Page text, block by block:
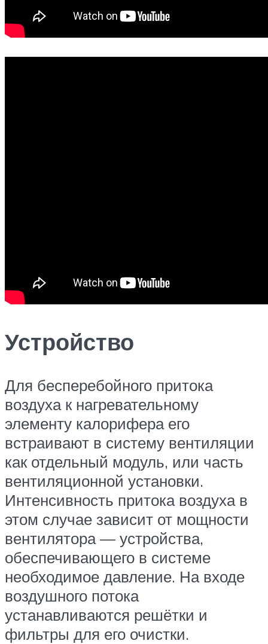
Устройство
Для бесперебойного притока
воздуха к нагревательному
элементу калорифера его
встраивают в систему вентиляции
как отдельный модуль, или часть
вентиляционной установки.
Интенсивность притока воздуха в
этом случае зависит от мощности
вентилятора — устройства,
обеспечивающего в системе
необходимое давление. На входе
воздушного потока
устанавливаются решётки и
фильтры для его очистки.